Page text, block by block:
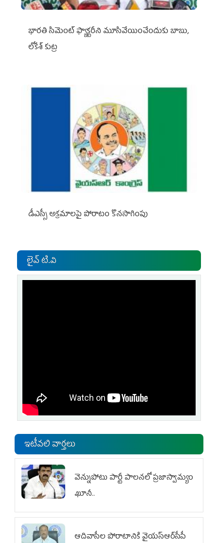
భారతి సిమెంట్ ఫ్యాక్టరీని మూసివేయించేందుకు బాబు,
లోకేశ్ కుట్ర
డీఎస్సీ అక్రమాలపై పోరాటం కొనసాగింపు
లైవ్ టి.వి
ఇటీవలి వార్తలు
వెన్నుపోటు పార్టీ పాలనలో ప్రజాస్వామ్యం
ఖూనీ..
ఆదివాసీల పోరాటానికి వైయ‌స్ఆర్‌సీపీ